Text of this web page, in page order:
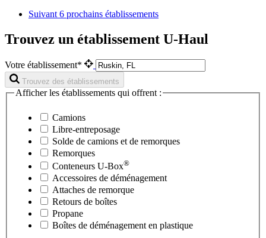
Suivant 6 prochains établissements
Trouvez un établissement U-Haul
Votre établissement*
Trouvez des établissements
Afficher les établissements qui offrent :
Camions
Libre-entreposage
Solde de camions et de remorques
Remorques
Conteneurs U-Box®
Accessoires de déménagement
Attaches de remorque
Retours de boîtes
Propane
Boîtes de déménagement en plastique